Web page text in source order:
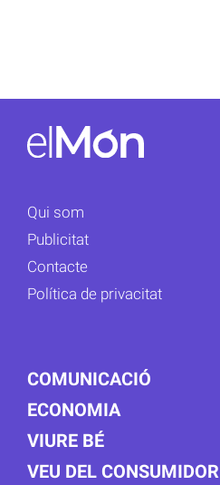
Qui som
Publicitat
Contacte
Política de privacitat
COMUNICACIÓ
ECONOMIA
VIURE BÉ
VEU DEL CONSUMIDOR